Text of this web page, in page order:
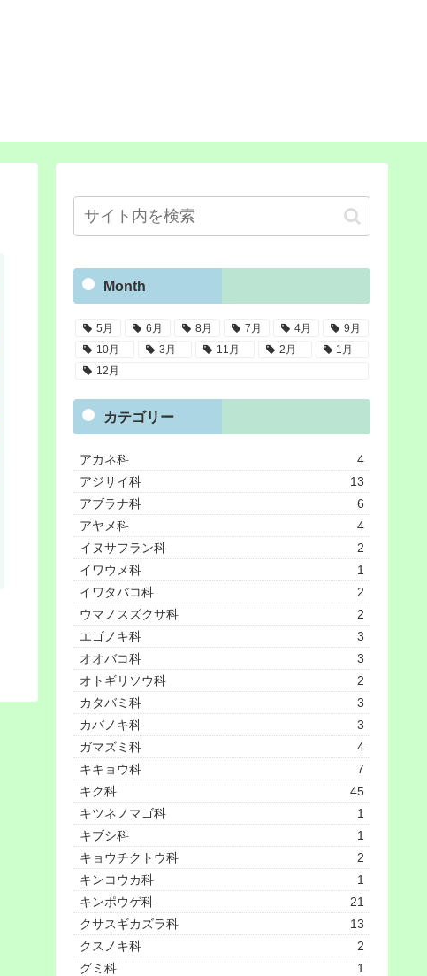
Month
5月 6月 8月 7月 4月
9月
10月
3月 11月 2月
1月
12月
カテゴリー
アカネ科
4
アジサイ科
13
アブラナ科
6
アヤメ科
4
イヌサフラン科
2
イワウメ科
1
イワタバコ科
2
ウマノスズクサ科
2
エゴノキ科
3
オオバコ科
3
オトギリソウ科
2
カタバミ科
3
カバノキ科
3
ガマズミ科
4
キキョウ科
7
キク科
45
キツネノマゴ科
1
キブシ科
1
キョウチクトウ科
2
キンコウカ科
1
キンポウゲ科
21
クサスギカズラ科
13
クスノキ科
2
グミ科
1